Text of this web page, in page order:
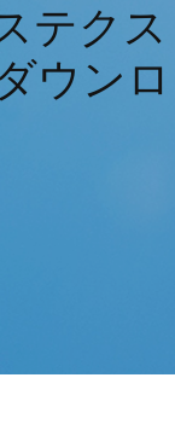
テクス
ウンロ